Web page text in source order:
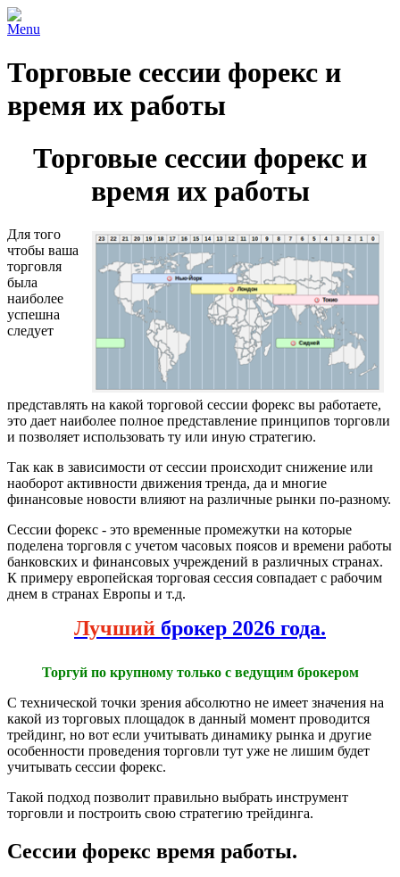
Menu
Торговые сессии форекс и
время их работы
Торговые сессии форекс и
время их работы
Для того
чтобы ваша
торговля
была
наиболее
успешна
следует
представлять на какой торговой сессии форекс вы работаете,
это дает наиболее полное представление принципов торговли
и позволяет использовать ту или иную стратегию.
Так как в зависимости от сессии происходит снижение или
наоборот активности движения тренда, да и многие
финансовые новости влияют на различные рынки по-разному.
Сессии форекс - это временные промежутки на которые
поделена торговля с учетом часовых поясов и времени работы
банковских и финансовых учреждений в различных странах.
К примеру европейская торговая сессия совпадает с рабочим
днем в странах Европы и т.д.
Лучший брокер 2026 года.
Торгуй по крупному только с ведущим брокером
С технической точки зрения абсолютно не имеет значения на
какой из торговых площадок в данный момент проводится
трейдинг, но вот если учитывать динамику рынка и другие
особенности проведения торговли тут уже не лишим будет
учитывать сессии форекс.
Такой подход позволит правильно выбрать инструмент
торговли и построить свою стратегию трейдинга.
Сессии форекс время работы.